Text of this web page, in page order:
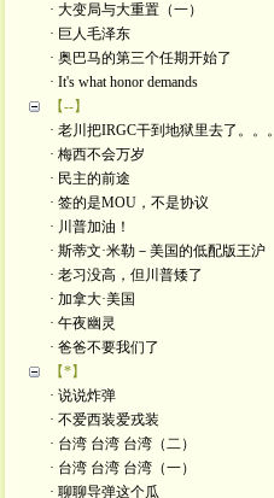
· 大变局与大重置（一）
· 巨人毛泽东
· 奥巴马的第三个任期开始了
· It's what honor demands
【--】
· 老川把IRGC干到地狱里去了。。。
· 梅西不会万岁
· 民主的前途
· 签的是MOU，不是协议
· 川普加油！
· 斯蒂文·米勒－美国的低配版王沪
· 老习没高，但川普矮了
· 加拿大·美国
· 午夜幽灵
· 爸爸不要我们了
【*】
· 说说炸弹
· 不爱西装爱戎装
· 台湾 台湾 台湾（二）
· 台湾 台湾 台湾（一）
· 聊聊导弹这个瓜